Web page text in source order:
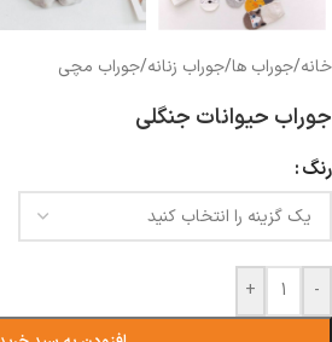
خانه/جوراب ها/جوراب زنانه/جوراب مچی
جوراب حیوانات جنگلی
رنگ
-
+